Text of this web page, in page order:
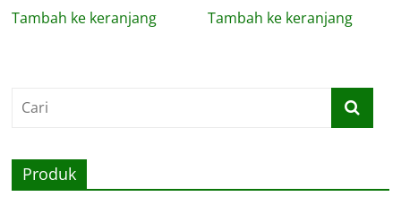
Tambah ke keranjang Tambah ke keranjang
Produk